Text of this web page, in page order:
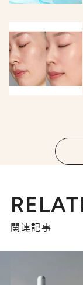
関連記事